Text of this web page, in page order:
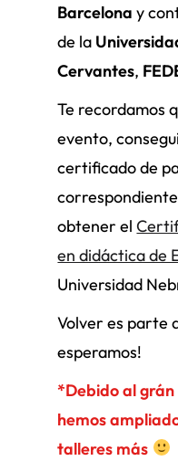
Barcelona y
de la
Cervantes,
Te recordamos
evento,
certificado de
obtener el
en didáctica de
Universidad
Volver es parte
esperamos!
*Debido al
hemos
talleres más